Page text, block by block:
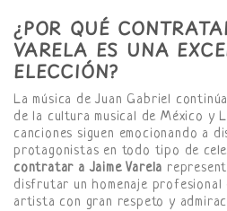
¿POR QUÉ
VARELA ES UNA
ELECCIÓN?
La música de Juan Gabriel
de la cultura musical de México y
canciones siguen emocionando a
protagonistas en todo tipo de
contratar a Jaime Varela
disfrutar un homenaje profesional
artista con gran respeto y